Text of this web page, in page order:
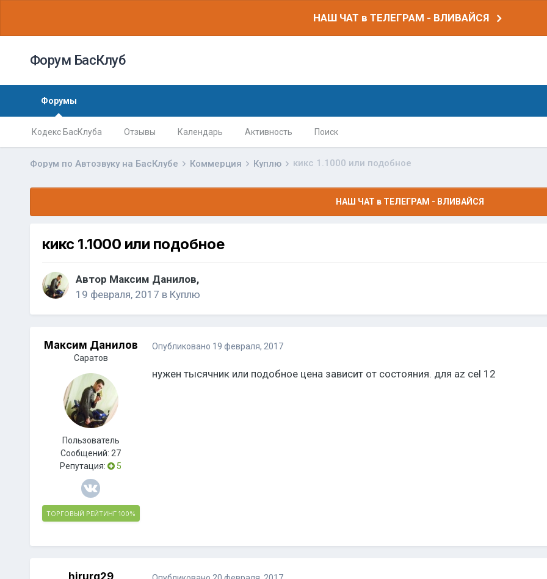
НАШ ЧАТ в ТЕЛЕГРАМ - ВЛИВАЙСЯ
Форум БасКлуб
Форумы
Кодекс БасКлуба Отзывы Календарь Активность Поиск
Форум по Автозвуку на БасКлубе Коммерция Куплю кикс 1.1000 или подобное
НАШ ЧАТ в ТЕЛЕГРАМ - ВЛИВАЙСЯ
кикс 1.1000 или подобное
Автор Максим Данилов,
19 февраля, 2017 в Куплю
Максим Данилов
Саратов
Пользователь
Сообщений:27
Репутация:
5
ТОРГОВЫЙ РЕЙТИНГ 100%
Опубликовано 19 февраля, 2017
нужен тысячник или подобное цена зависит от состояния. для az cel 12